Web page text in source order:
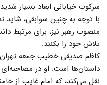
سرکوب خیابانی ابعاد بسیار
با توجه به چنین سوابقی، شاید
منصوب رهبر نیز، برای مرتبط
تلاش خود را بکنند.
کاظم صدیقی خطیب جمعه تهران،
داستان‌ها است. او در مصاحبه‌ای
نقل می‌کند، که امام غایب از